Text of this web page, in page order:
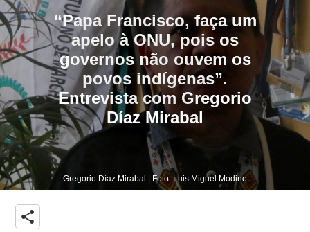
“Papa Francisco, faça um
apelo à ONU, pois os
governos não ouvem os
povos indígenas”.
Entrevista com Gregorio
Díaz Mirabal
Gregorio Díaz Mirabal | Foto: Luis Miguel Modino
share